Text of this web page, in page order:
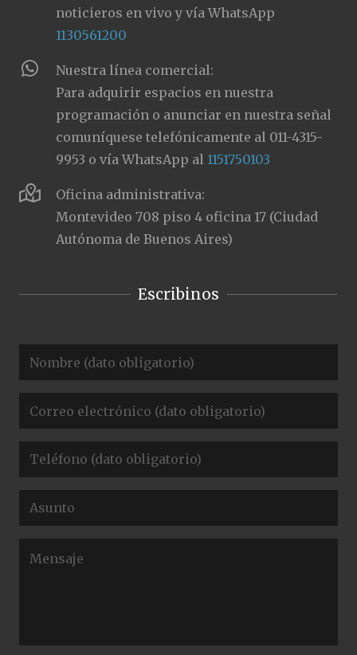
noticieros en vivo y vía WhatsApp
1130561200
Nuestra línea comercial:
Para adquirir espacios en nuestra
programación o anunciar en nuestra señal
comuníquese telefónicamente al 011-4315-
9953 o vía WhatsApp al1151750103
Oficina administrativa:
Montevideo 708 piso 4 oficina 17 (Ciudad
Autónoma de Buenos Aires)
Escribinos